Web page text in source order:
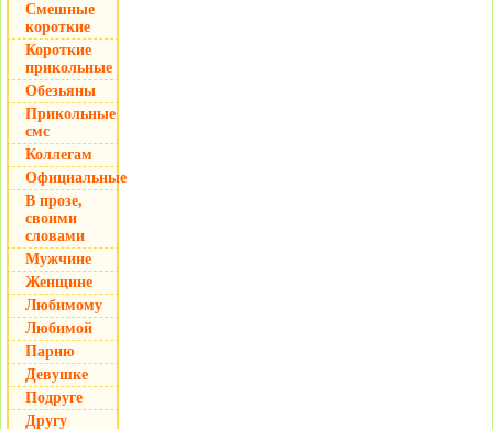
Смешные
короткие
Короткие
прикольные
Обезьяны
Прикольные
смс
Коллегам
Официальные
В прозе,
своими
словами
Мужчине
Женщине
Любимому
Любимой
Парню
Девушке
Подруге
Другу